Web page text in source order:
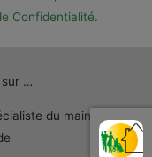
Confidentialité.
sur …
du maintien à